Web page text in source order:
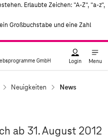
Erlaubte Zeichen: "A-Z", "a-z",
Großbuchstabe und eine Zahl
GmbH Login Menu
Neuigkeiten News
ab 31. August 2012